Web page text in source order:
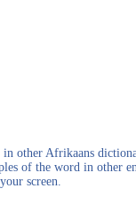
other Afrikaans
of the word in other
screen.